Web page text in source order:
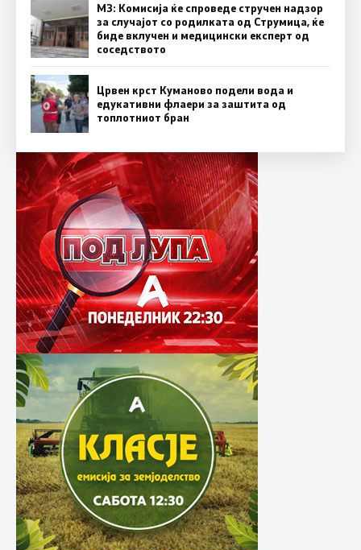
МЗ: Комисија ќе спроведе стручен надзор
за случајот со родилката од Струмица, ќе
биде вклучен и медицински експерт од
соседството
Црвен крст Куманово подели вода и
едукативни флаери за заштита од
топлотниот бран